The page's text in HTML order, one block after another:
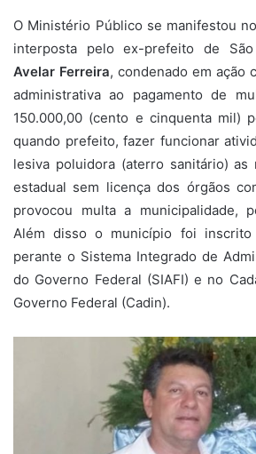
O Ministério Público se manifestou
interposta pelo ex-prefeito de São
Avelar Ferreira, condenado em ação
administrativa ao pagamento de
150.000,00 (cento e cinquenta mil)
quando prefeito, fazer funcionar
lesiva poluidora (aterro sanitário) as
estadual sem licença dos órgãos
provocou multa a municipalidade,
Além disso o município foi inscrito
perante o Sistema Integrado de
do Governo Federal (SIAFI) e no
Governo Federal (Cadin).